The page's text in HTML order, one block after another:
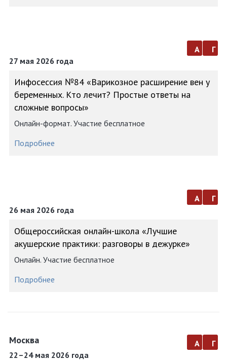
27 мая 2026 года
а г
Инфосессия №84 «Варикозное расширение вен у
беременных. Кто лечит? Простые ответы на
сложные вопросы»
Онлайн-формат. Участие бесплатное
Подробнее
26 мая 2026 года
а г
Общероссийская онлайн-школа «Лучшие
акушерские практики: разговоры в дежурке»
Онлайн. Участие бесплатное
Подробнее
Москва
22–24 мая 2026 года
а г